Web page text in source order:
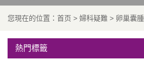
您現在的位置： 首页 > 婦科疑難 > 卵巢囊腫
熱門標籤